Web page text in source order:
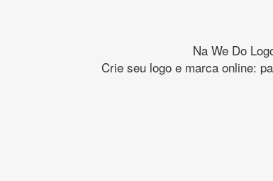
Na We Do
Crie seu logo e marca online: